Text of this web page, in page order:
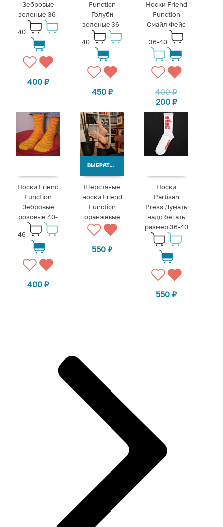
Зебровые
зеленые 36-
40
400 ₽
Function
Голуби
зеленые 36-
40
450 ₽
Носки Friend
Function
Смайл Фейс
36-40
400₽
200 ₽
Носки Friend
Function
Зебровые
розовые 40-
46
400 ₽
ВЫБРАТЬ ВАРИАНТЫ
Шерстяные
носки Friend
Function
оранжевые
550₽
Носки
Partisan
Press Думать
надо бегать
размер 36-40
550₽